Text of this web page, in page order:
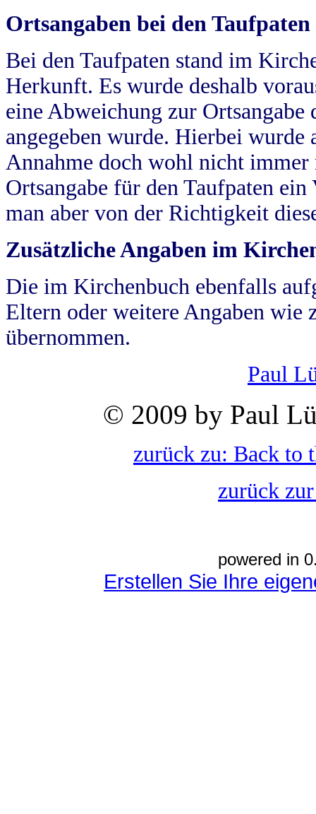
Ortsangaben bei den Taufpaten
Bei den Taufpaten stand im
Herkunft. Es wurde deshalb
eine Abweichung zur
angegeben wurde. Hierbei wurde
Annahme doch wohl nicht
Ortsangabe für den Taufpaten
man aber von der Richtigkeit
Zusätzliche Angaben im
Die im Kirchenbuch ebenfalls
Eltern oder weitere Angaben wie
übernommen.
Paul
© 2009 by Paul
zurück zu: Back to
zurück
powered in
Erstellen Sie Ihre